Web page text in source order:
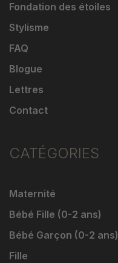
Fondation des étoiles
Stylisme
FAQ
Blogue
Lettres
Contact
CATÉGORIES
Maternité
Bébé Fille (0-2 ans)
Bébé Garçon (0-2 ans)
Fille